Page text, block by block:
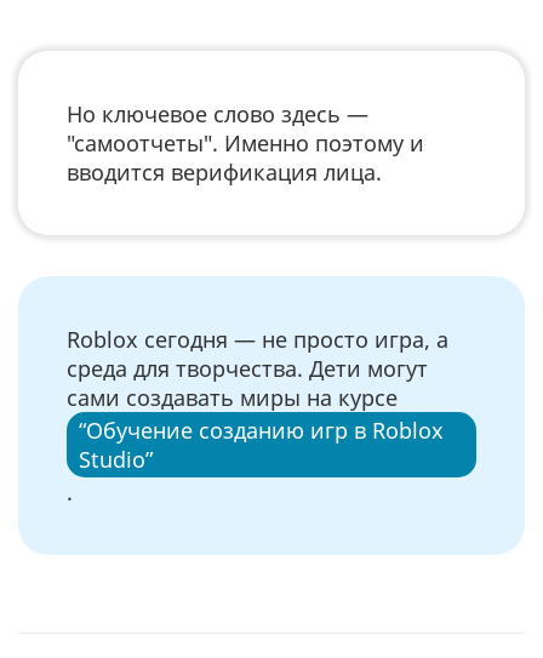
Но ключевое слово здесь —
"самоотчеты". Именно поэтому и
вводится верификация лица.
Roblox сегодня — не просто игра, а
среда для творчества. Дети могут
сами создавать миры на курсе
“Обучение созданию игр в Roblox
Studio”
.